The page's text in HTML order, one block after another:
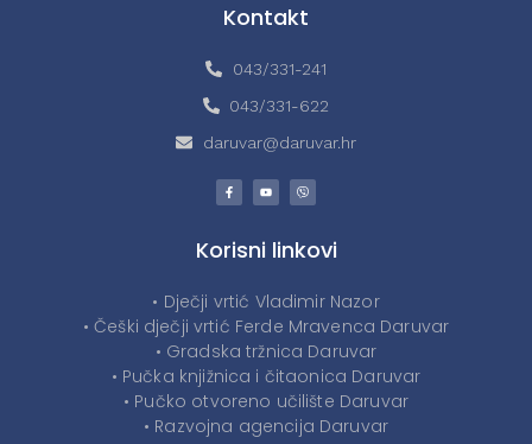
Kontakt
043/331-241
043/331-622
daruvar@daruvar.hr
Korisni linkovi
• Dječji vrtić Vladimir Nazor
• Češki dječji vrtić Ferde Mravenca Daruvar
• Gradska tržnica Daruvar
• Pučka knjižnica i čitaonica Daruvar
• Pučko otvoreno učilište Daruvar
• Razvojna agencija Daruvar